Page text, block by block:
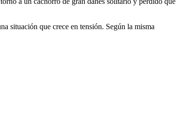
situación que crece en tensión. Según la misma